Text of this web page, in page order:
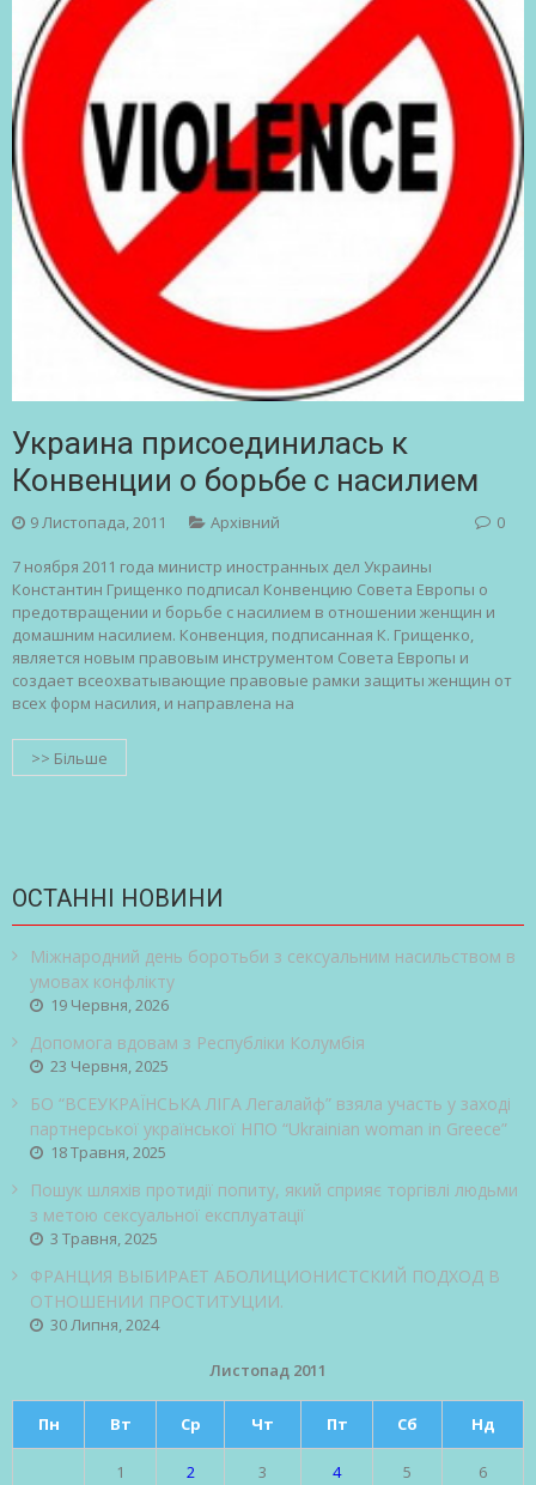
Украина присоединилась к
Конвенции о борьбе с насилием
9 Листопада, 2011 Архівний 0
7 ноября 2011 года министр иностранных дел Украины
Константин Грищенко подписал Конвенцию Совета Европы о
предотвращении и борьбе с насилием в отношении женщин и
домашним насилием. Конвенция, подписанная К. Грищенко,
является новым правовым инструментом Совета Европы и
создает всеохватывающие правовые рамки защиты женщин от
всех форм насилия, и направлена на
>> Більше
ОСТАННІ НОВИНИ
Міжнародний день боротьби з сексуальним насильством в
умовах конфлікту
19 Червня, 2026
Допомога вдовам з Республіки Колумбія
23 Червня, 2025
БО “ВСЕУКРАЇНСЬКА ЛІГА Легалайф” взяла участь у заході
партнерської української НПО “Ukrainian woman in Greece”
18 Травня, 2025
Пошук шляхів протидії попиту, який сприяє торгівлі людьми
з метою сексуальної експлуатації
3 Травня, 2025
ФРАНЦИЯ ВЫБИРАЕТ АБОЛИЦИОНИСТСКИЙ ПОДХОД В
ОТНОШЕНИИ ПРОСТИТУЦИИ.
30 Липня, 2024
Листопад 2011
Пн Вт Ср Чт Пт Сб Нд
1 2 3 4 5 6